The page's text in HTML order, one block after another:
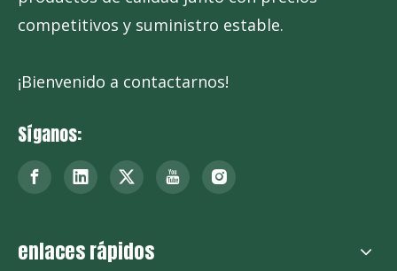
competitivos y suministro estable.
¡Bienvenido a contactarnos!
Síganos:
enlaces rápidos